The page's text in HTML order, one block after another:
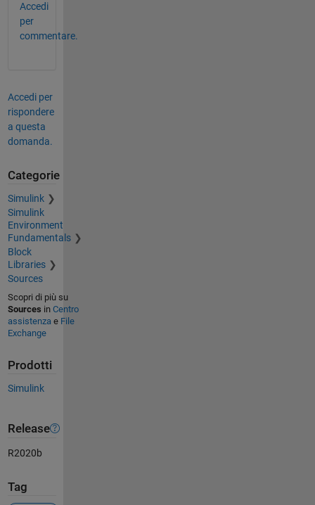
Accedi
per
commentare.
Accedi per
rispondere
a questa
domanda.
Categorie
Simulink
Simulink
Environment
Fundamentals
Block
Libraries
Sources
Scopri di più su
Sources in Centro
assistenza e File
Exchange
Prodotti
Simulink
Release
R2020b
Tag